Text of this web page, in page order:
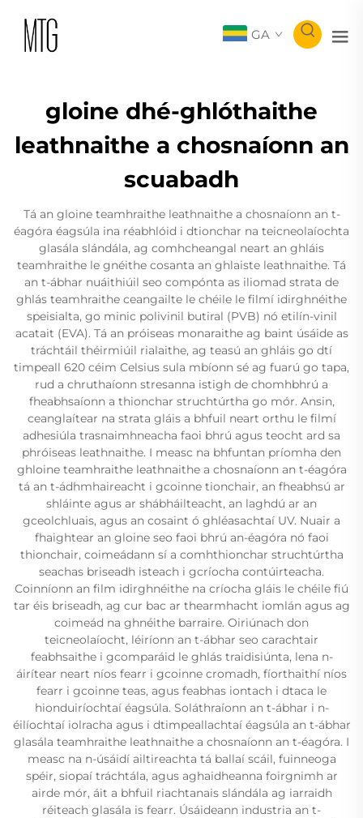
GA
gloine dhé-ghlóthaithe
leathnaithe a chosnaíonn an
scuabadh
Tá an gloine teamhraithe leathnaithe a chosnaíonn an t-
éagóra éagsúla ina réabhlóid i dtionchar na teicneolaíochta
glasála slándála, ag comhcheangal neart an ghláis
teamhraithe le gnéithe cosanta an ghlaiste leathnaithe. Tá
an t-ábhar nuáithiúil seo compónta as iliomad strata de
ghlás teamhraithe ceangailte le chéile le filmí idirghnéithe
speisialta, go minic polivinil butiral (PVB) nó etilín-vinil
acatait (EVA). Tá an próiseas monaraithe ag baint úsáide as
tráchtáil théirmiúil rialaithe, ag teasú an ghláis go dtí
timpeall 620 céim Celsius sula mbíonn sé ag fuarú go tapa,
rud a chruthaíonn stresanna istigh de chomhbhrú a
fheabhsaíonn a thionchar struchtúrtha go mór. Ansin,
ceanglaítear na strata gláis a bhfuil neart orthu le filmí
adhesiúla trasnaimhneacha faoi bhrú agus teocht ard sa
phróiseas leathnaithe. I measc na bhfuntan príomha den
ghloine teamhraithe leathnaithe a chosnaíonn an t-éagóra
tá an t-ádhmhaireacht i gcoinne tionchair, an fheabhsú ar
shláinte agus ar shábháilteacht, an laghdú ar an
gceolchluais, agus an cosaint ó ghléasachtaí UV. Nuair a
fhaightear an gloine seo faoi bhrú an-éagóra nó faoi
thionchair, coimeádann sí a comhthionchar struchtúrtha
seachas briseadh isteach i gcríocha contúirteacha.
Coinníonn an film idirghnéithe na críocha gláis le chéile fiú
tar éis briseadh, ag cur bac ar thearmhacht iomlán agus ag
coimeád na ghnéithe barraire. Oiriúnach don
teicneolaíocht, léiríonn an t-ábhar seo carachtair
feabhsaithe i gcomparáid le ghlás traidisiúnta, lena n-
áirítear neart níos fearr i gcoinne cromadh, fíorthaithí níos
fearr i gcoinne teas, agus feabhas iontach i dtaca le
hionduiríochtaí éagsúla. Soláthraíonn an t-ábhar i n-
éilíochtaí iolracha agus i dtimpeallachtaí éagsúla an t-ábhar
glasála teamhraithe leathnaithe a chosnaíonn an t-éagóra. I
measc na n-úsáidí ailtireachta tá ballaí scáil, fuinneoga
spéir, siopaí tráchtála, agus aghaidheanna foirgnimh ar
airde mór, áit a bhfuil riachtanais slándála ag iarraidh
réiteach glasála is fearr. Úsáideann industria an t-